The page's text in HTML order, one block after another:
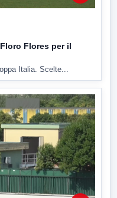
Flores per il
Italia. Scelte...